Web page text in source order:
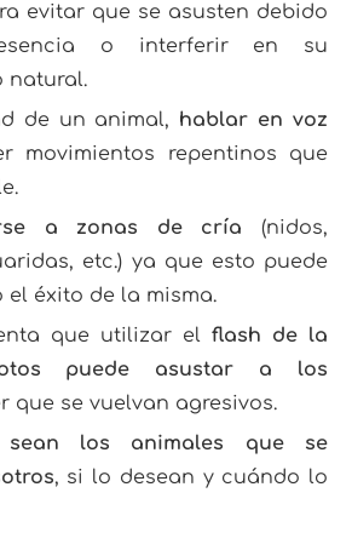
evitar que se asusten debido
o interferir en su
natural.
de un animal, hablar en voz
movimientos repentinos que
a zonas de cría (nidos,
etc.) ya que esto puede
el éxito de la misma.
que utilizar el flash de la
puede asustar a los
que se vuelvan agresivos.
sean los animales que se
, si lo desean y cuándo lo